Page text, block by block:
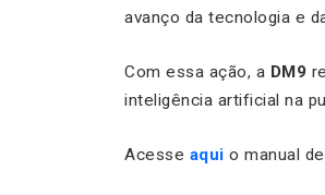
avanço da tecnologia e
Com essa ação, a DM9
inteligência artificial na
Acesse aqui o manual